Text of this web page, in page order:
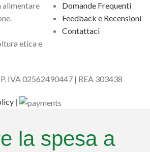
alimentare
etica e
Domande Frequenti
Feedback e Recensioni
Contattaci
IVA 02562490447 | REA 303438
|
la spesa a